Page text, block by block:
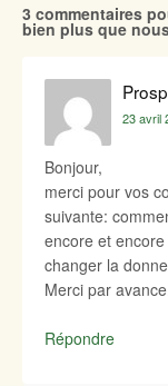
3 commentaires
bien plus que
23 avril
Bonjour,
merci pour vos
suivante:
encore et
changer la
Merci par
Répondre